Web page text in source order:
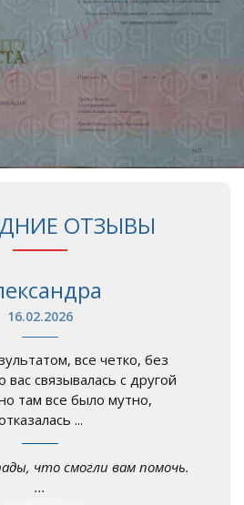
ОТЗЫВЫ
16.02.2026
все четко, без
вас связывалась с другой
там все было мутно,
...
что смогли вам помочь.
...